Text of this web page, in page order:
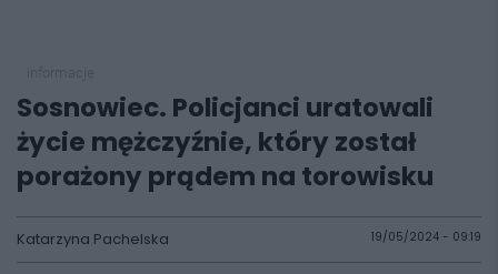
Sosnowiec. Policjanci uratowali
życie mężczyźnie, który został
porażony prądem na torowisku
Katarzyna Pachelska 19/05/2024 - 09:19